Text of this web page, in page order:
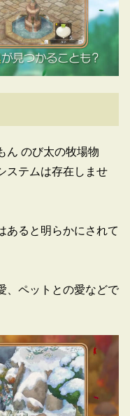
ん のび太の牧場物
ステムは存在しませ
ると明らかにされて
、ペットとの愛などで